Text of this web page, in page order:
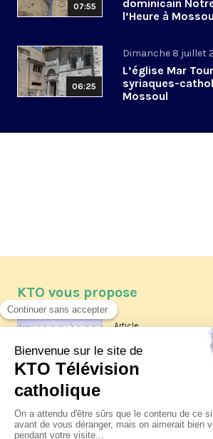
07:55
dominicain
l’Heure à
06:25
Dimanche 8 juillet
L’église Mar
syriaques-
Mossoul
KTO vous propose
Article
Les reportages d'été
La visite pastorale
XIV à Assise à
jeudi 6 août